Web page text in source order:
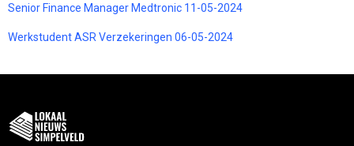
Senior Finance Manager Medtronic 11-05-2024
Werkstudent ASR Verzekeringen 06-05-2024